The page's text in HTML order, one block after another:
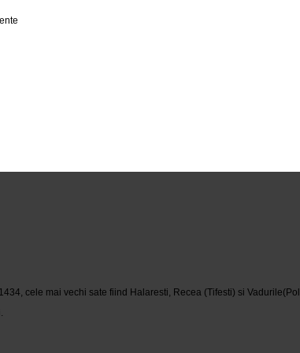
cele mai vechi sate fiind Halaresti, Recea (Tifesti) si